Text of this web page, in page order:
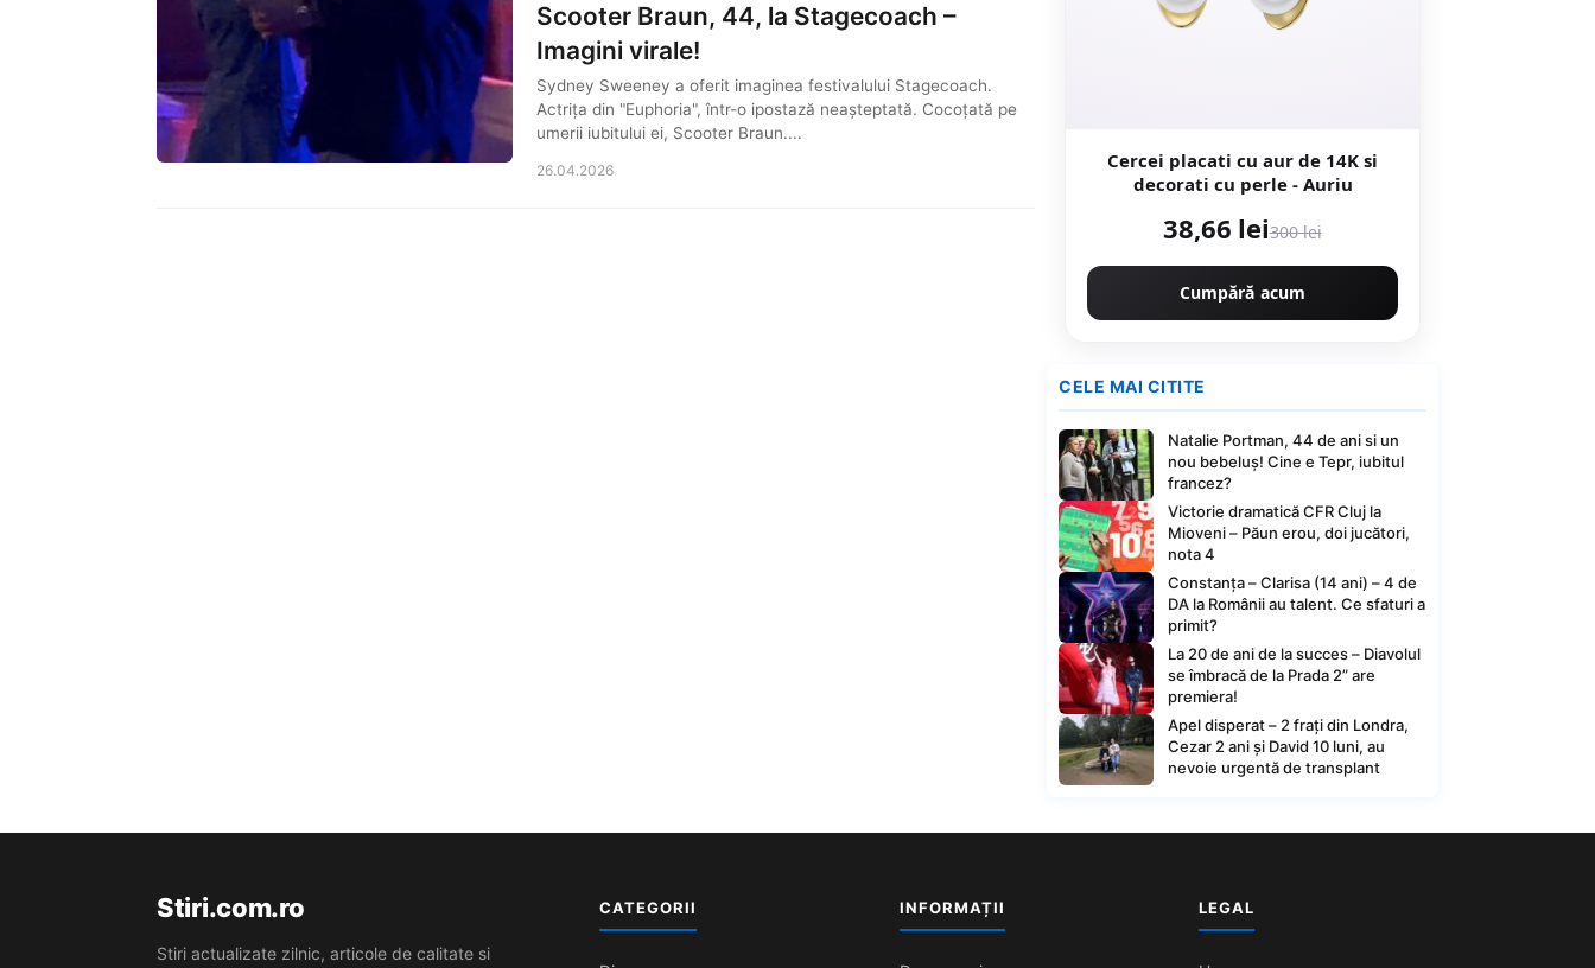
Scooter Braun, 44, la Stagecoach –
Imagini virale!
Sydney Sweeney a oferit imaginea festivalului Stagecoach.
Actrița din "Euphoria", într-o ipostază neașteptată. Cocoțată pe
umerii iubitului ei, Scooter Braun....
26.04.2026
Cercei placati cu aur de 14K si
decorati cu perle - Auriu
38,66 lei300 lei
Cumpără acum
CELE MAI CITITE
Natalie Portman, 44 de ani si un
nou bebeluș! Cine e Tepr, iubitul
francez?
Victorie dramatică CFR Cluj la
Mioveni – Păun erou, doi jucători,
nota 4
Constanța – Clarisa (14 ani) – 4 de
DA la Românii au talent. Ce sfaturi a
primit?
La 20 de ani de la succes – Diavolul
se îmbracă de la Prada 2” are
premiera!
Apel disperat – 2 frați din Londra,
Cezar 2 ani și David 10 luni, au
nevoie urgentă de transplant
Stiri.com.ro
Stiri actualizate zilnic, articole de calitate si
CATEGORII INFORMAȚII LEGAL